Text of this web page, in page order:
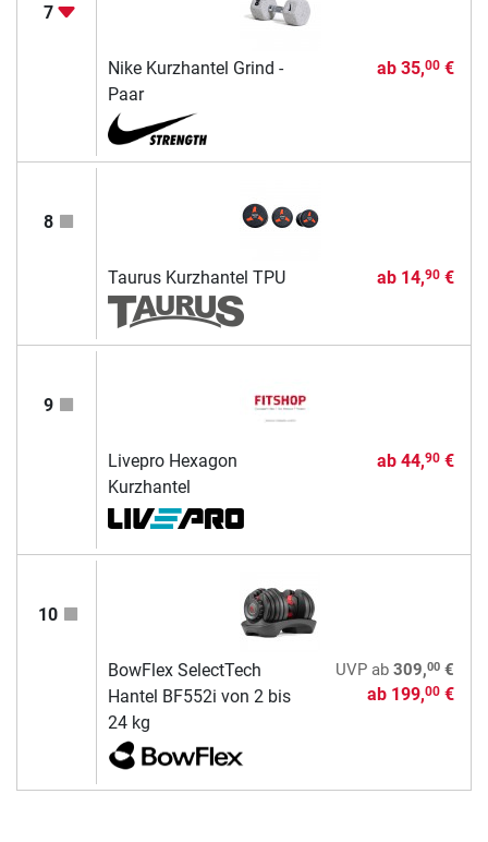
7
Nike Kurzhantel Grind -
Paar
ab 35,00€
8
Taurus Kurzhantel TPU ab 14,90€
9
Livepro Hexagon
Kurzhantel
ab 44,90€
10
BowFlex SelectTech
Hantel BF552i von 2 bis
24 kg
UVPab 309,00€
ab 199,00€